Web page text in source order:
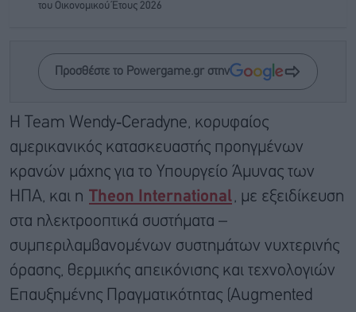
του Οικονομικού Έτους 2026
Προσθέστε το Powergame.gr στην
Η Team Wendy‑Ceradyne, κορυφαίος
αμερικανικός κατασκευαστής προηγμένων
κρανών μάχης για το Υπουργείο Άμυνας των
ΗΠΑ, και η
Theon International, με εξειδίκευση
στα ηλεκτροοπτικά συστήματα –
συμπεριλαμβανομένων συστημάτων νυχτερινής
όρασης, θερμικής απεικόνισης και τεχνολογιών
Επαυξημένης Πραγματικότητας (Augmented